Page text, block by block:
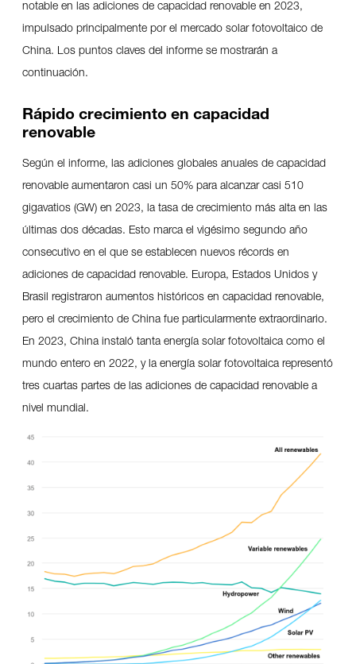
notable en las adiciones de capacidad renovable en 2023,
impulsado principalmente por el mercado solar fotovoltaico de
China. Los puntos claves del informe se mostrarán a
continuación.
Rápido crecimiento en capacidad
renovable
Según el informe, las adiciones globales anuales de capacidad
renovable aumentaron casi un 50% para alcanzar casi 510
gigavatios (GW) en 2023, la tasa de crecimiento más alta en las
últimas dos décadas. Esto marca el vigésimo segundo año
consecutivo en el que se establecen nuevos récords en
adiciones de capacidad renovable. Europa, Estados Unidos y
Brasil registraron aumentos históricos en capacidad renovable,
pero el crecimiento de China fue particularmente extraordinario.
En 2023, China instaló tanta energía solar fotovoltaica como el
mundo entero en 2022, y la energía solar fotovoltaica representó
tres cuartas partes de las adiciones de capacidad renovable a
nivel mundial.